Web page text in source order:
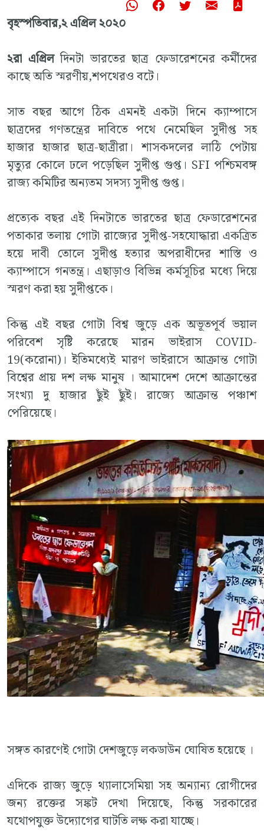
বৃহস্পতিবার,২ এপ্রিল ২০২০
২রা এপ্রিলদিনটা ভারতের ছাত্র ফেডারেশনের কর্মীদের
কাছে অতি স্মরণীয়,শপথেরও বটে।
সাত বছর আগে ঠিক এমনই একটা দিনে ক্যাম্পাসে
ছাত্রদের গণতন্ত্রের দাবিতে পথে নেমেছিল সুদীপ্ত সহ
হাজার হাজার ছাত্র-ছাত্রীরা। শাসকদলের লাঠি পেটায়
মৃত্যুর কোলে ঢলে পড়েছিল সুদীপ্ত গুপ্ত। SFI পশ্চিমবঙ্গ
রাজ্য কমিটির অন্যতম সদস্য সুদীপ্ত গুপ্ত।
প্রত্যেক বছর এই দিনটাতে ভারতের ছাত্র ফেডারেশনের
পতাকার তলায় গোটা রাজ্যের সুদীপ্ত-সহযোদ্ধারা একত্রিত
হয়ে দাবী তোলে সুদীপ্ত হত্যার অপরাধীদের শাস্তি ও
ক্যাম্পাসে গনতন্ত্র। এছাড়াও বিভিন্ন কর্মসূচির মধ্যে দিয়ে
স্মরণ করা হয় সুদীপ্তকে।
কিন্তু এই বছর গোটা বিশ্ব জুড়ে এক অভূতপূর্ব ভয়াল
পরিবেশ সৃষ্টি করেছে মারন ভাইরাস COVID-
19(করোনা)। ইতিমধ্যেই মারণ ভাইরাসে আক্রান্ত গোটা
বিশ্বের প্রায় দশ লক্ষ মানুষ । আমাদেশ দেশে আক্রান্তের
সংখ্যা দু হাজার ছুঁই ছুঁই। রাজ্যে আক্রান্ত পঞ্চাশ
পেরিয়েছে।
সঙ্গত কারণেই গোটা দেশজুড়ে লকডাউন ঘোষিত হয়েছে ।
এদিকে রাজ্য জুড়ে থ্যালাসেমিয়া সহ অন্যান্য রোগীদের
জন্য রক্তের সঙ্কট দেখা দিয়েছে, কিন্তু সরকারের
যথোপযুক্ত উদ্যোগের ঘাটতি লক্ষ করা যাচ্ছে।